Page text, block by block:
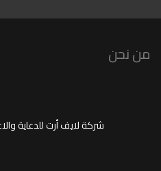
من نحن
شركة لايف أرت للدعاية